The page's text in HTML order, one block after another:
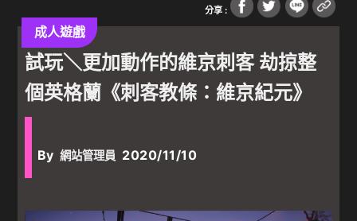
分享 :
成人遊戲
試玩＼更加動作的維京刺客 劫掠整
個英格蘭《刺客教條：維京紀元》
By 網站管理員 2020/11/10